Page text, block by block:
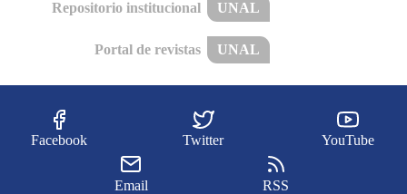
Repositorio institucional UNAL
Portal de revistas UNAL
Facebook Twitter YouTube
Email RSS